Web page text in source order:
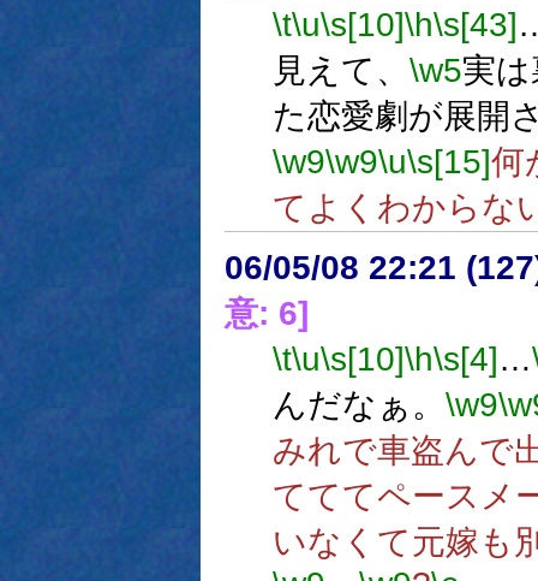
\t\u\s[10]\h\s[43]
見えて、 \w5実
た恋愛劇が展開
\w9\w9\u\s[15]何
てよくわからな
06/05/08 22:21
意: 6]
\t\u\s[10]\h\s[4] …
んだなぁ。 \w9
みれで車盗んで
てててペースメ
いなくて元嫁も